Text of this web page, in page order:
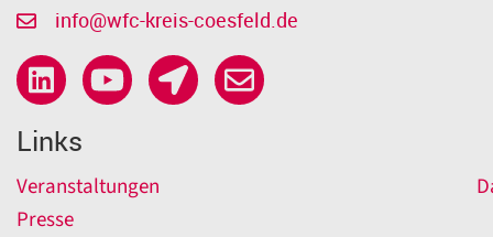
info@wfc-kreis-coesfeld.de
Links
Veranstaltungen
Presse